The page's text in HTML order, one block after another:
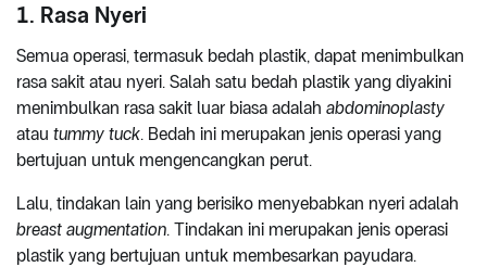
1. Rasa Nyeri
Semua operasi, termasuk bedah plastik, dapat menimbulkan
rasa sakit atau nyeri. Salah satu bedah plastik yang diyakini
menimbulkan rasa sakit luar biasa adalah abdominoplasty
atau tummy tuck. Bedah ini merupakan jenis operasi yang
bertujuan untuk mengencangkan perut.
Lalu, tindakan lain yang berisiko menyebabkan nyeri adalah
breast augmentation. Tindakan ini merupakan jenis operasi
plastik yang bertujuan untuk membesarkan payudara.